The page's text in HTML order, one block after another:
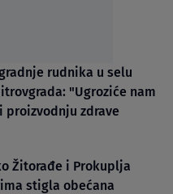
rudnika u selu
"Ugroziće nam
zdrave
Žitorađe i Prokuplja
stigla obećana